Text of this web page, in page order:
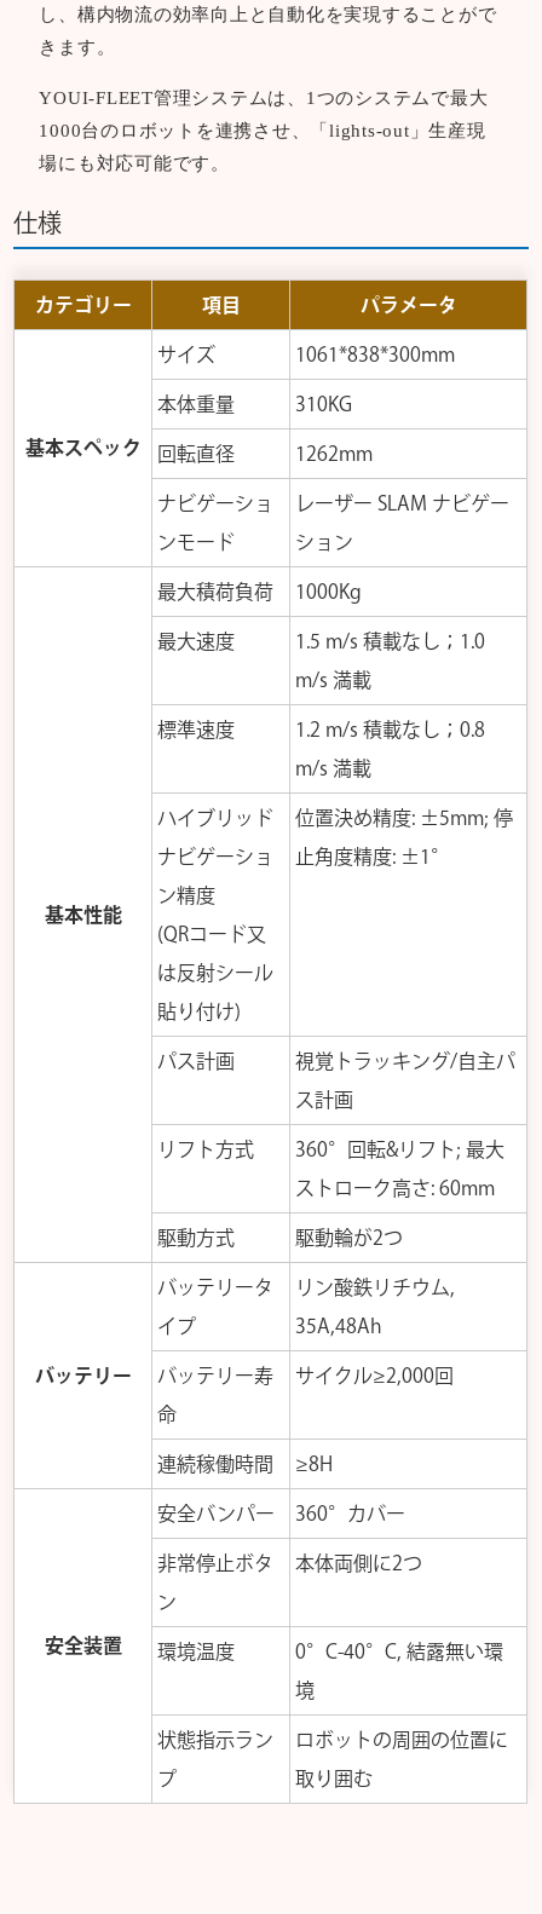
し、構内物流の効率向上と自動化を実現することがで
きます。
YOUI-FLEET管理システムは、1つのシステムで最大
1000台のロボットを連携させ、「lights-out」生産現
場にも対応可能です。
仕様
カテゴリー 項目 パラメータ
基本スペック
サイズ 1061*838*300mm
本体重量 310KG
回転直径 1262mm
ナビゲーショ
ンモード
レーザー SLAM ナビゲー
ション
基本性能
最大積荷負荷 1000Kg
最大速度
1.5 m/s 積載なし；1.0
m/s 満載
標準速度
1.2 m/s 積載なし；0.8
m/s 満載
ハイブリッド
ナビゲーショ
ン精度
(QRコード又
は反射シール
貼り付け)
位置決め精度: ±5mm; 停
止角度精度: ±1°
パス計画
視覚トラッキング/自主パ
ス計画
リフト方式
360°回転&リフト; 最大
ストローク高さ: 60mm
駆動方式 駆動輪が2つ
バッテリー
バッテリータ
イプ
リン酸鉄リチウム,
35A,48Ah
バッテリー寿
命
サイクル≥2,000回
連続稼働時間 ≥8H
安全装置
安全バンパー 360°カバー
非常停止ボタ
ン
本体両側に2つ
環境温度
0°C-40°C, 結露無い環
境
状態指示ラン
プ
ロボットの周囲の位置に
取り囲む